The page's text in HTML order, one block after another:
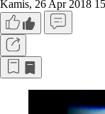
Kamis, 26 Apr 2018